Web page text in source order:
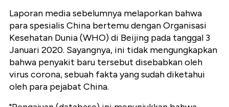
Laporan media sebelumnya melaporkan bahwa
para spesialis China bertemu dengan Organisasi
Kesehatan Dunia (WHO) di Beijing pada tanggal 3
Januari 2020. Sayangnya, ini tidak mengungkapkan
bahwa penyakit baru tersebut disebabkan oleh
virus corona, sebuah fakta yang sudah diketahui
oleh para pejabat China.